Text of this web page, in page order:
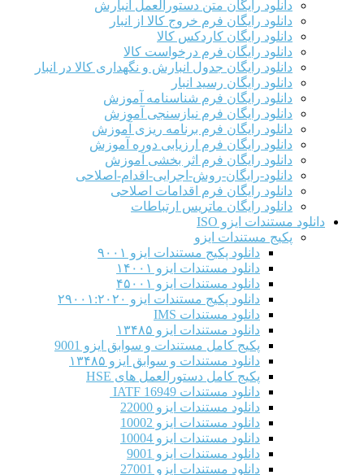
دانلود رایگان متن دستورالعمل انبارش
دانلود رایگان فرم خروج کالا از انبار
دانلود رایگان کاردکس کالا
دانلود رایگان فرم درخواست کالا
دانلود رایگان جدول انبارش و نگهداری کالا در انبار
دانلود رایگان رسید انبار
دانلود رایگان فرم شناسنامه آموزش
دانلود رایگان فرم نیازسنجی آموزش
دانلود رایگان فرم برنامه ریزی آموزش
دانلود رایگان فرم ارزیابی دوره آموزش
دانلود رایگان فرم اثر بخشی آموزش
دانلود-رایگان-روش-اجرایی-اقدام-اصلاحی
دانلود رایگان فرم اقدامات اصلاحی
دانلود رایگان ماتریس ارتباطات
دانلود مستندات ایزو ISO
پکیج مستندات ایزو
دانلود پکیج مستندات ایزو ۹۰۰۱
دانلود مستندات ایزو ۱۴۰۰۱
دانلود مستندات ایزو ۴۵۰۰۱
دانلود پکیج مستندات ایزو ۲۹۰۰۱:۲۰۲۰
دانلود مستندات IMS
دانلود مستندات ایزو ۱۳۴۸۵
پکیج کامل مستندات و سوابق ایزو 9001
دانلود مستندات و سوابق ایزو ۱۳۴۸۵
پکیج کامل دستورالعمل های HSE
دانلود مستندات IATF 16949
دانلود مستندات ایزو 22000
دانلود مستندات ایزو 10002
دانلود مستندات ایزو 10004
دانلود مستندات ایزو 9001
دانلود مستندات ایزو 27001